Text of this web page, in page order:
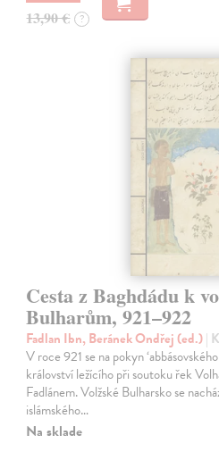
13,90 € ?
Cesta z Baghdádu k
Bulharům, 921–922
Fadlan Ibn, Beránek Ondřej (ed.)|
V roce 921 se na pokyn
království ležícího při soutoku řek
Fadlánem. Volžské Bulharsko se
islámského…
Na sklade